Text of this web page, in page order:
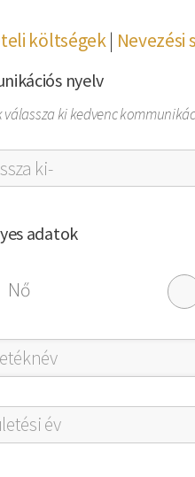
költségek| Nevezési
nyelv
válassza ki kedvenc
adatok
Nő